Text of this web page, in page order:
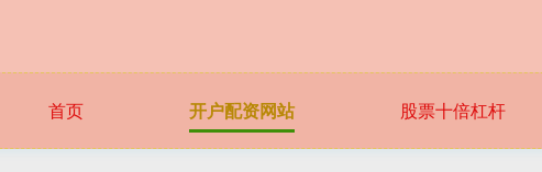
首页 开户配资网站 股票十倍杠杆